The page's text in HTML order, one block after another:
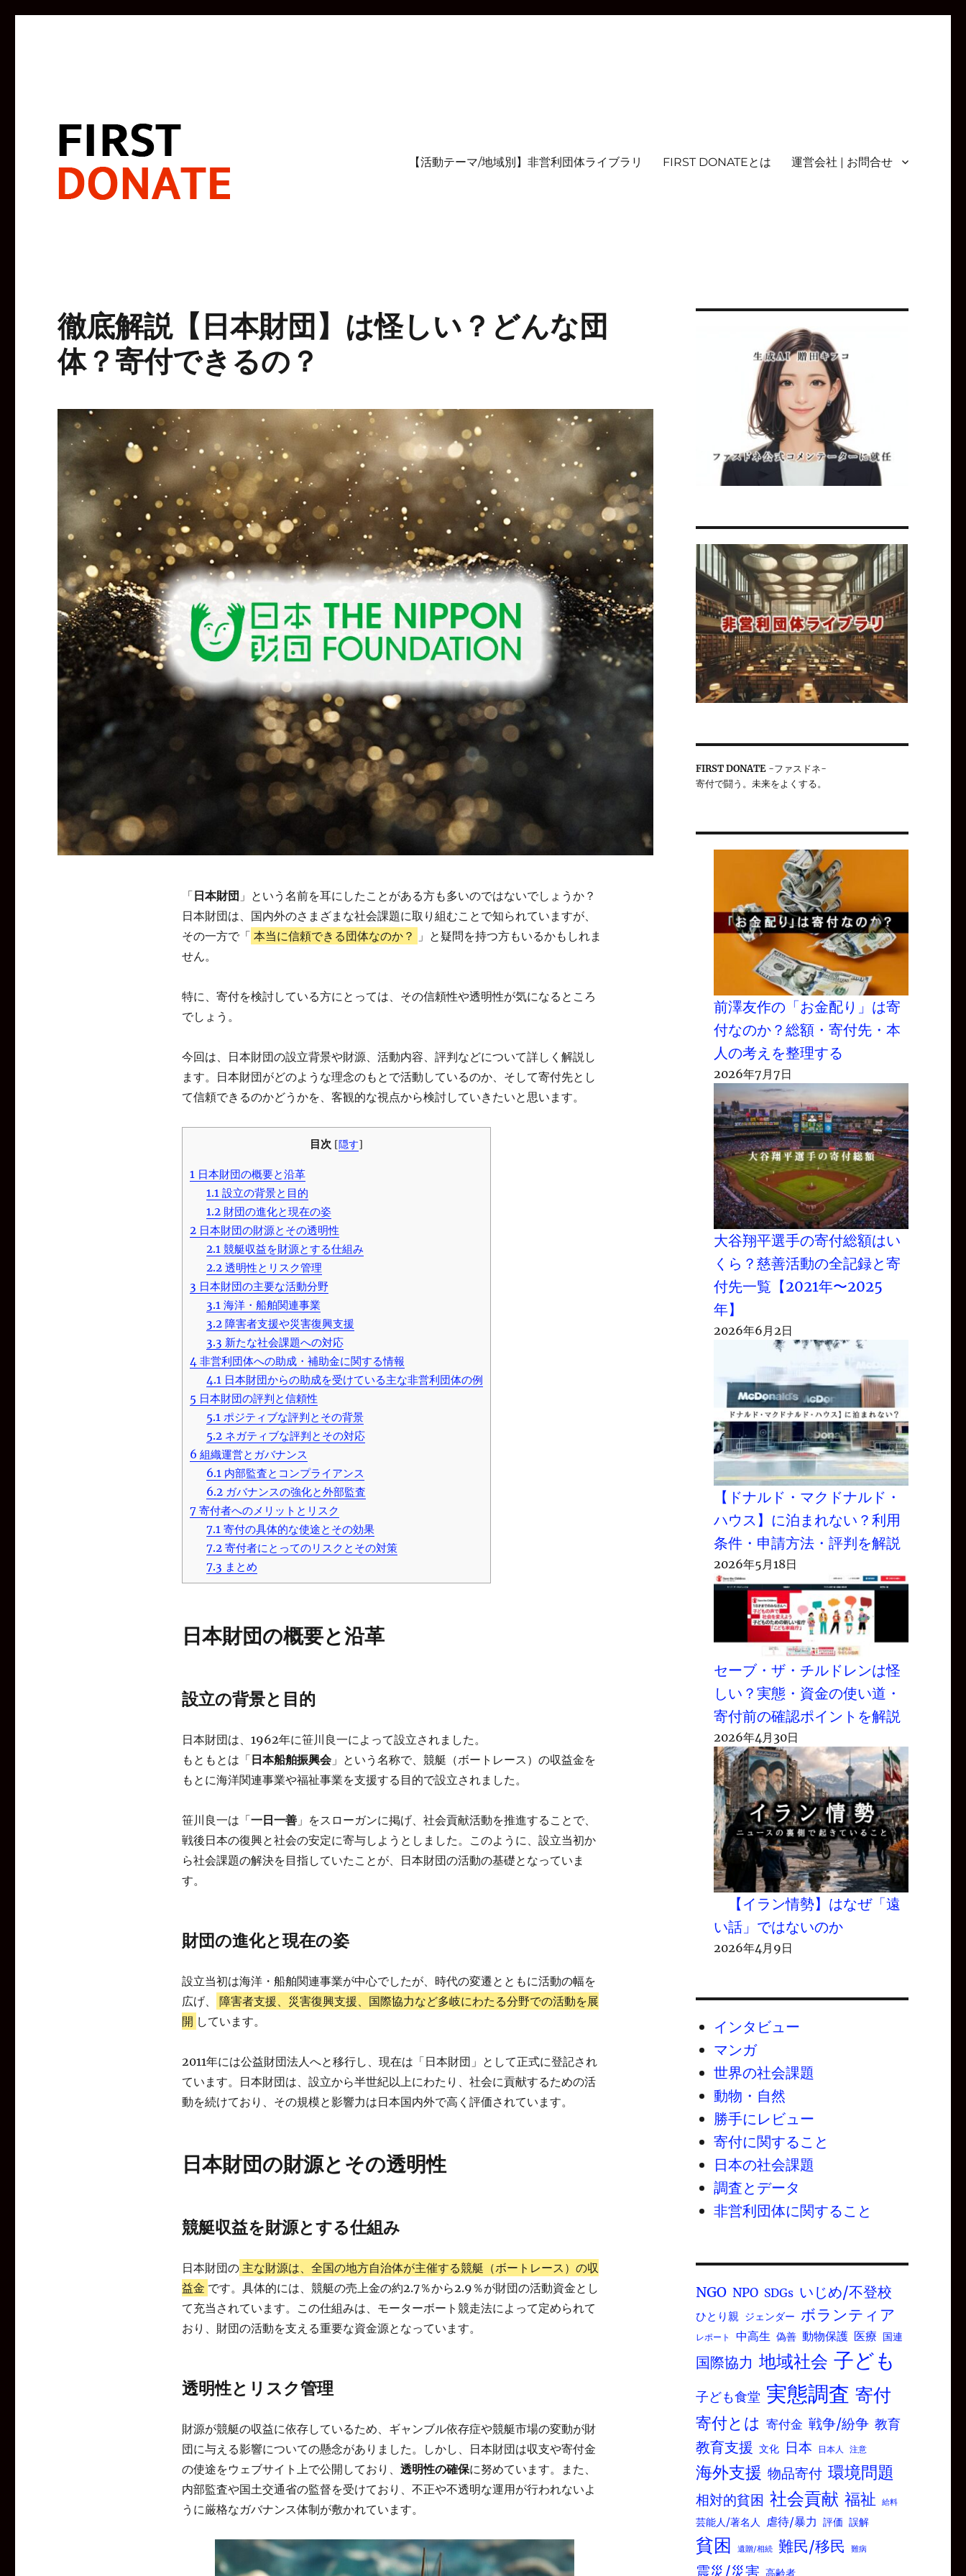
【活動テーマ/地域別】非営利団体ライブラリ FIRST DONATEとは 運営会社 | お問合せ
徹底解説【日本財団】は怪しい？どんな団
体？寄付できるの？
「 日本財団 」という名前を耳にしたことがある方も多いのではないでしょうか？
日本財団は、国内外のさまざまな社会課題に取り組むことで知られていますが、
その一方で「 本当に信頼できる団体なのか？
」と疑問を持つ方もいるかもしれま
せん。
特に、寄付を検討している方にとっては、その信頼性や透明性が気になるところ
でしょう。
今回は、日本財団の設立背景や財源、活動内容、評判などについて詳しく解説し
ます。日本財団がどのような理念のもとで活動しているのか、そして寄付先とし
て信頼できるのかどうかを、客観的な視点から検討していきたいと思います。
目次 [隠す]
1 日本財団の概要と沿革
1.1 設立の背景と目的
1.2財団の進化と現在の姿
2 日本財団の財源とその透明性
2.1 競艇収益を財源とする仕組み
2.2透明性とリスク管理
3 日本財団の主要な活動分野
3.1 海洋・船舶関連事業
3.2障害者支援や災害復興支援
3.3 新たな社会課題への対応
4 非営利団体への助成・補助金に関する情報
4.1 日本財団からの助成を受けている主な非営利団体の例
5 日本財団の評判と信頼性
5.1 ポジティブな評判とその背景
5.2ネガティブな評判とその対応
6 組織運営とガバナンス
6.1 内部監査とコンプライアンス
6.2ガバナンスの強化と外部監査
7 寄付者へのメリットとリスク
7.1 寄付の具体的な使途とその効果
7.2寄付者にとってのリスクとその対策
7.3 まとめ
日本財団の概要と沿革
設立の背景と目的
日本財団は、1962年に笹川良一によって設立されました。
もともとは「 日本船舶振興会」という名称で、競艇（ボートレース）の収益金を
もとに海洋関連事業や福祉事業を支援する目的で設立されました。
笹川良一は「一日一善 」をスローガンに掲げ、社会貢献活動を推進することで、
戦後日本の復興と社会の安定に寄与しようとしました。このように、設立当初か
ら社会課題の解決を目指していたことが、日本財団の活動の基礎となっていま
す。
財団の進化と現在の姿
設立当初は海洋・船舶関連事業が中心でしたが、時代の変遷とともに活動の幅を
広げ、
障害者支援、災害復興支援、国際協力など多岐にわたる分野での活動を展
開 しています。
2011年には公益財団法人へと移行し、現在は「日本財団」として正式に登記され
ています。日本財団は、設立から半世紀以上にわたり、社会に貢献するための活
動を続けており、その規模と影響力は日本国内外で高く評価されています。
日本財団の財源とその透明性
競艇収益を財源とする仕組み
日本財団の 主な財源は、全国の地方自治体が主催する競艇（ボートレース）の収
益金 です。具体的には、競艇の売上金の約2.7％から2.9％が財団の活動資金とし
て充当されています。この仕組みは、モーターボート競走法によって定められて
おり、財団の活動を支える重要な資金源となっています。
透明性とリスク管理
財源が競艇の収益に依存しているため、ギャンブル依存症や競艇市場の変動が財
団に与える影響についての懸念がありました。しかし、日本財団は収支や寄付金
の使途をウェブサイト上で公開しており、透明性の確保に努めています。また、
内部監査や国土交通省の監督を受けており、不正や不透明な運用が行われないよ
うに厳格なガバナンス体制が敷かれています。
FIRST DONATE-ファスドネ-
寄付で闘う。未来をよくする。
前澤友作の「お金配り」は寄
付なのか？総額・寄付先・本
人の考えを整理する
2026年7月7日
大谷翔平選手の寄付総額はい
くら？慈善活動の全記録と寄
付先一覧【2021年〜2025
年】
2026年6月2日
【ドナルド・マクドナルド・
ハウス】に泊まれない？利用
条件・申請方法・評判を解説
2026年5月18日
セーブ・ザ・チルドレンは怪
しい？実態・資金の使い道・
寄付前の確認ポイントを解説
2026年4月30日
【イラン情勢】はなぜ「遠
い話」ではないのか
2026年4月9日
インタビュー
マンガ
世界の社会課題
動物・自然
勝手にレビュー
寄付に関すること
日本の社会課題
調査とデータ
非営利団体に関すること
NGO NPO SDGs いじめ/不登校
ひとり親 ジェンダー ボランティア
レポート 中高生 偽善 動物保護 医療 国連
国際協力 地域社会 子ども
子ども食堂 実態調査 寄付
寄付とは 寄付金 戦争/紛争 教育
教育支援 文化 日本 日本人 注意
海外支援 物品寄付 環境問題
相対的貧困 社会貢献 福祉 給料
芸能人/著名人 虐待/暴力 評価 誤解
貧困 遺贈/相続 難民/移民 難病
震災/災害 高齢者